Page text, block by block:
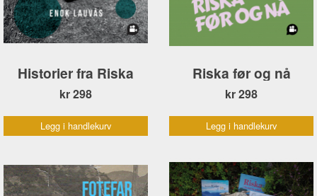
Historier fra Riska
kr 298
Legg i handlekurv
Riska før og nå
kr 298
Legg i handlekurv